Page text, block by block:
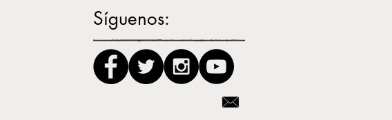
Síguenos: